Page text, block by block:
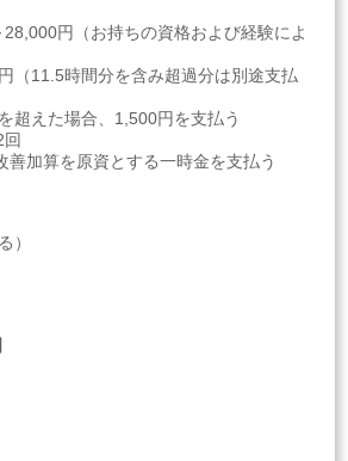
円（お持ちの資格および経験によ
（11.5時間分を含み超過分は別途支払
超えた場合、1,500円を支払う
善加算を原資とする一時金を支払う
）